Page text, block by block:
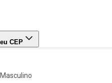
CEP
masculino